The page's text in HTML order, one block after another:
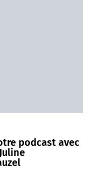
podcast avec